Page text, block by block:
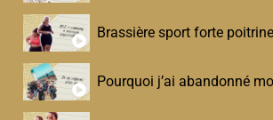
Brassière sport forte
Pourquoi j’ai abandonné